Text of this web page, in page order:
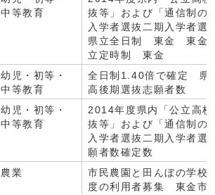
中等教育
抜等」および「通信制の
入学者選抜二期入学者
県立全日制 東金 東金
立定時制 東金
幼児・初等・
中等教育
全日制1.40倍で確定 県
高後期選抜志願者数
幼児・初等・
中等教育
2014年度県内「公立高
抜等」および「通信制の
入学者選抜二期入学者選
願者数確定数
農業
市民農園と田んぼの学
度の利用者募集 東金